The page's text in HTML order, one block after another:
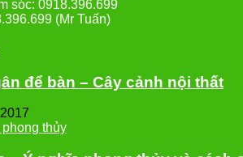
sóc: 0918.396.699
(Mr Tuấn)
để bàn – Cây cảnh nội thất